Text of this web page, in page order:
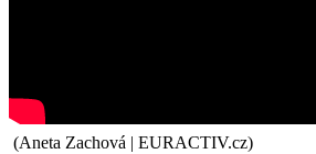
«Estamos en la fase final y, salvo que
llegaremos a un acuerdo, que sería
Industria de la UE a principios de
la presidencia checa del Consejo de la UE
(Aneta Zachová | EURACTIV.cz)